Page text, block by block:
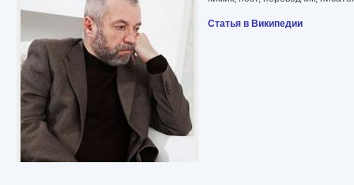
Статья в Википедии